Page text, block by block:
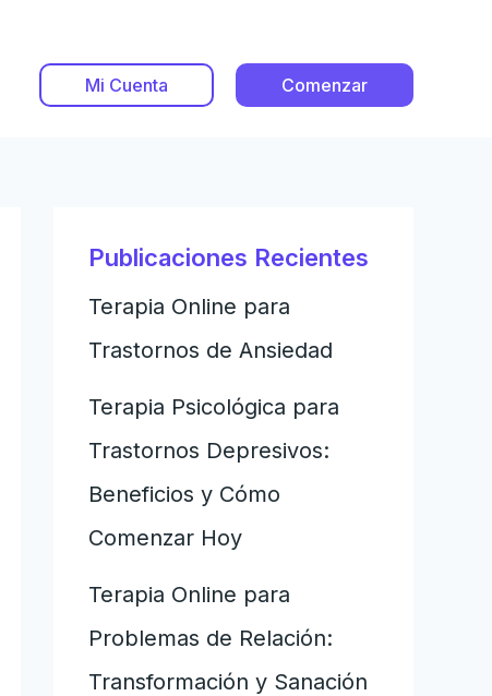
Mi Cuenta Comenzar
Publicaciones Recientes
Terapia Online para
Trastornos de Ansiedad
Terapia Psicológica para
Trastornos Depresivos:
Beneficios y Cómo
Comenzar Hoy
Terapia Online para
Problemas de Relación:
Transformación y Sanación